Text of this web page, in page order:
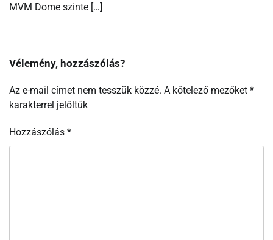
MVM Dome szinte […]
Vélemény, hozzászólás?
Az e-mail címet nem tesszük közzé. A kötelező mezőket *
karakterrel jelöltük
Hozzászólás *